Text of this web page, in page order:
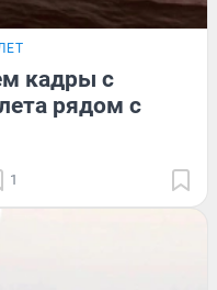
кадры с
рядом с
1